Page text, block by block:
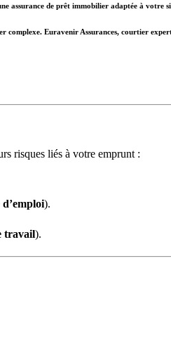
assurance de prêt immobilier adaptée à votre
complexe. Euravenir Assurances, courtier
risques liés à votre emprunt :
).
travail).